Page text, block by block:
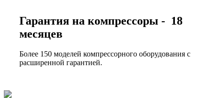
Гарантия на компрессоры - 18
месяцев
Более 150 моделей компрессорного оборудования с
расширенной гарантией.